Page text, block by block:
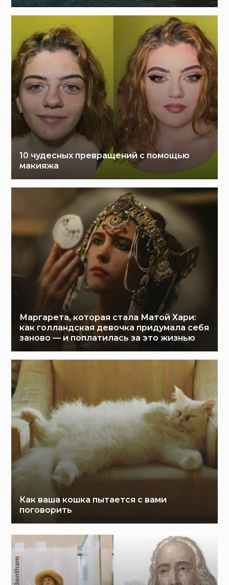
10 чудесных превращений с помощью
макияжа
Маргарета, которая стала Матой Хари:
как голландская девочка придумала себя
заново — и поплатилась за это жизнью
Как ваша кошка пытается с вами
поговорить